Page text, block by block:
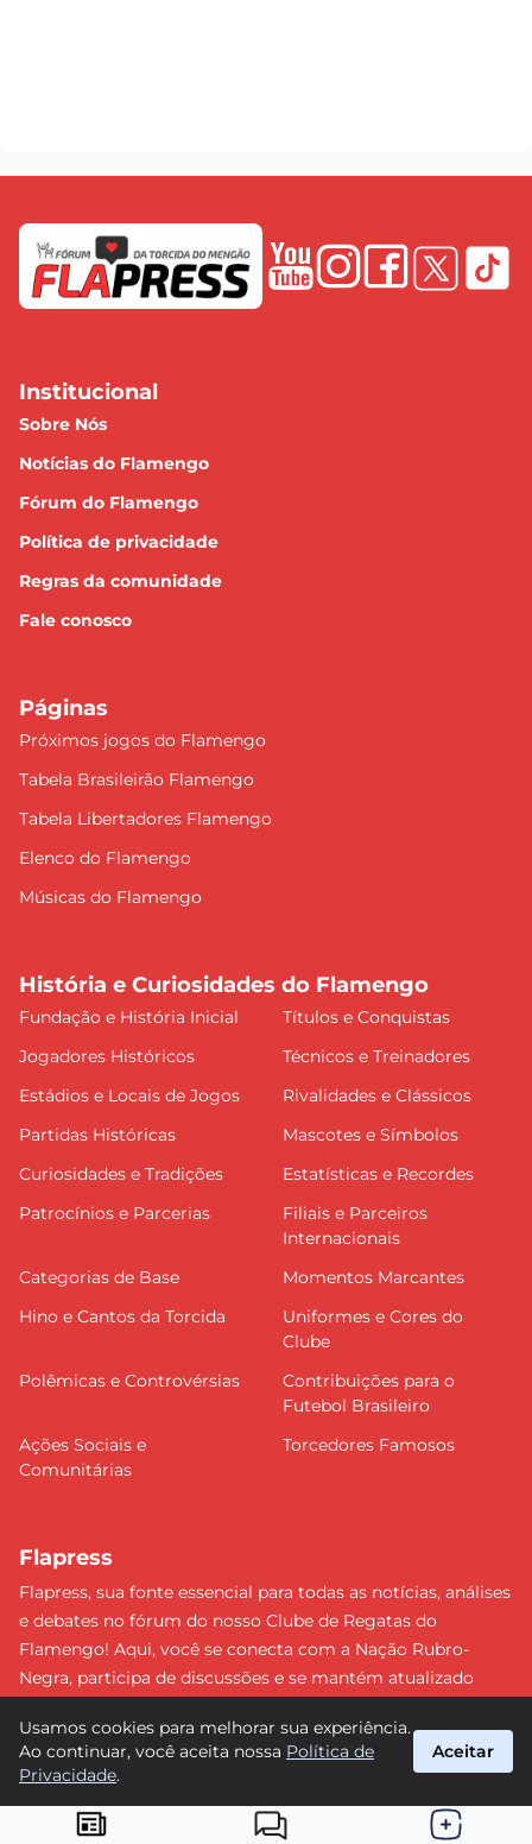
Institucional
Sobre Nós
Notícias do Flamengo
Fórum do Flamengo
Política de privacidade
Regras da comunidade
Fale conosco
Páginas
Próximos jogos do Flamengo
Tabela Brasileirão Flamengo
Tabela Libertadores Flamengo
Elenco do Flamengo
Músicas do Flamengo
História e Curiosidades do Flamengo
Fundação e História Inicial
Títulos e Conquistas
Jogadores Históricos
Técnicos e Treinadores
Estádios e Locais de Jogos
Rivalidades e Clássicos
Partidas Históricas
Mascotes e Símbolos
Curiosidades e Tradições
Estatísticas e Recordes
Patrocínios e Parcerias
Filiais e Parceiros
Internacionais
Categorias de Base
Momentos Marcantes
Hino e Cantos da Torcida
Uniformes e Cores do
Clube
Polêmicas e Controvérsias
Contribuições para o
Futebol Brasileiro
Ações Sociais e
Comunitárias
Torcedores Famosos
Flapress
Flapress, sua fonte essencial para todas as notícias, análises
e debates no fórum do nosso Clube de Regatas do
Flamengo! Aqui, você se conecta com a Nação Rubro-
Negra, participa de discussões e se mantém atualizado
lance e esteja sempre à frente, junto da torcida mais
apaixonada do Brasil! #Flamengo #Flapress
Usamos cookies para melhorar sua experiência.
Ao continuar, você aceita nossa Política de
Privacidade.
Aceitar